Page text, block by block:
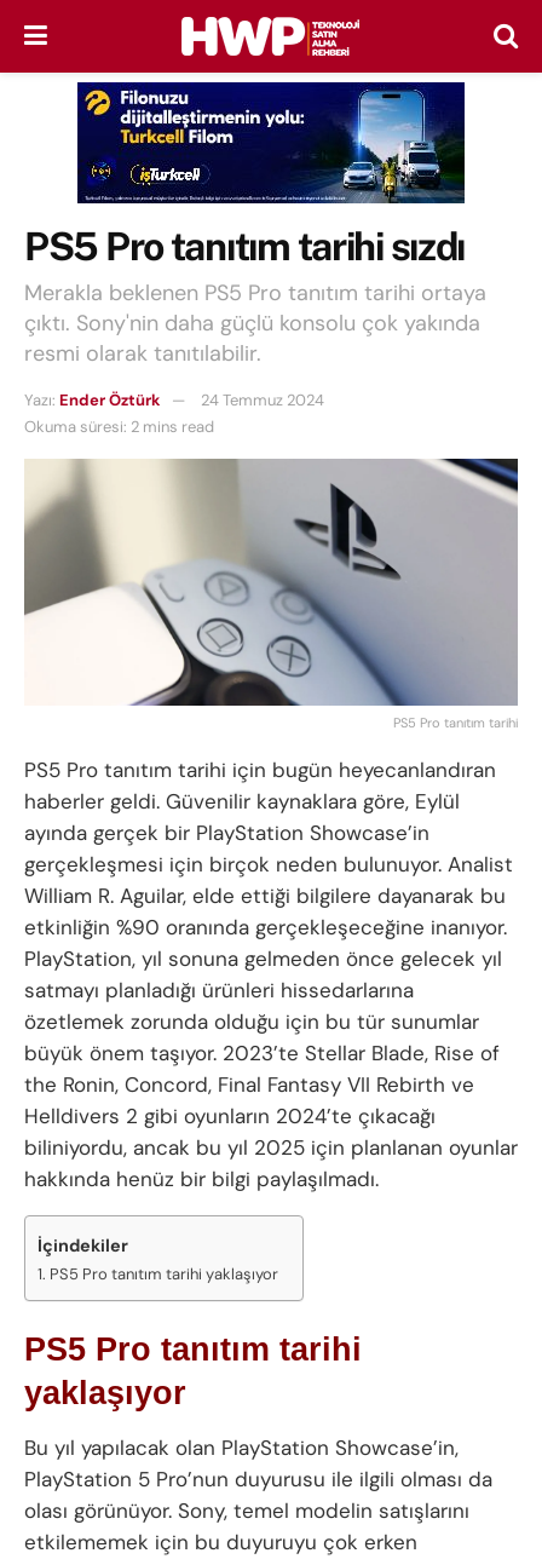
PS5 Pro tanıtım tarihi sızdı
Merakla beklenen PS5 Pro tanıtım tarihi ortaya
çıktı. Sony'nin daha güçlü konsolu çok yakında
resmi olarak tanıtılabilir.
Yazı: Ender Öztürk
24 Temmuz 2024
Okuma süresi: 2 mins read
PS5 Pro tanıtım tarihi
PS5 Pro tanıtım tarihi için bugün heyecanlandıran
haberler geldi. Güvenilir kaynaklara göre, Eylül
ayında gerçek bir PlayStation Showcase’in
gerçekleşmesi için birçok neden bulunuyor. Analist
William R. Aguilar, elde ettiği bilgilere dayanarak bu
etkinliğin %90 oranında gerçekleşeceğine inanıyor.
PlayStation, yıl sonuna gelmeden önce gelecek yıl
satmayı planladığı ürünleri hissedarlarına
özetlemek zorunda olduğu için bu tür sunumlar
büyük önem taşıyor. 2023’te Stellar Blade, Rise of
the Ronin, Concord, Final Fantasy VII Rebirth ve
Helldivers 2 gibi oyunların 2024’te çıkacağı
biliniyordu, ancak bu yıl 2025 için planlanan oyunlar
hakkında henüz bir bilgi paylaşılmadı.
İçindekiler
PS5 Pro tanıtım tarihi yaklaşıyor
PS5 Pro tanıtım tarihi
yaklaşıyor
Bu yıl yapılacak olan PlayStation Showcase’in,
PlayStation 5 Pro’nun duyurusu ile ilgili olması da
olası görünüyor. Sony, temel modelin satışlarını
etkilememek için bu duyuruyu çok erken